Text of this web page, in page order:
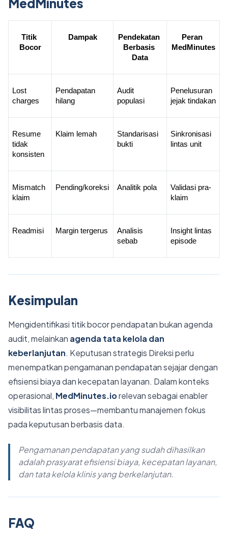
MedMinutes
Titik
Bocor
Dampak
Pendekatan
Berbasis
Data
Peran
MedMinutes
Lost
charges
Pendapatan
hilang
Audit
populasi
Penelusuran
jejak tindakan
Resume
tidak
konsisten
Klaim lemah
Standarisasi
bukti
Sinkronisasi
lintas unit
Mismatch
klaim
Pending/koreksi Analitik pola
Validasi pra-
klaim
Readmisi Margin tergerus
Analisis
sebab
Insight lintas
episode
Kesimpulan
Mengidentifikasi titik bocor pendapatan bukan agenda
audit, melainkan agenda tata kelola dan
keberlanjutan. Keputusan strategis Direksi perlu
menempatkan pengamanan pendapatan sejajar dengan
efisiensi biaya dan kecepatan layanan. Dalam konteks
operasional, MedMinutes.iorelevan sebagai enabler
visibilitas lintas proses—membantu manajemen fokus
pada keputusan berbasis data.
Pengamanan pendapatan yang sudah dihasilkan
adalah prasyarat efisiensi biaya, kecepatan layanan,
dan tata kelola klinis yang berkelanjutan.
FAQ